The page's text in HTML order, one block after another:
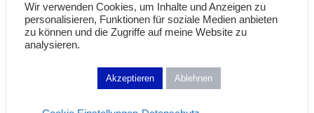
Wir verwenden Cookies, um Inhalte und Anzeigen zu
personalisieren, Funktionen für soziale Medien anbieten
zu können und die Zugriffe auf meine Website zu
analysieren.
Akzeptieren Ablehnen